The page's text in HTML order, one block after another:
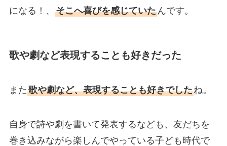
になる！、 そこへ喜びを感じていたんです。
歌や劇など表現することも好きだった
また歌や劇など、表現することも好きでしたね。
自身で詩や劇を書いて発表するなども、友だちを
巻き込みながら楽しんでやっている子ども時代で